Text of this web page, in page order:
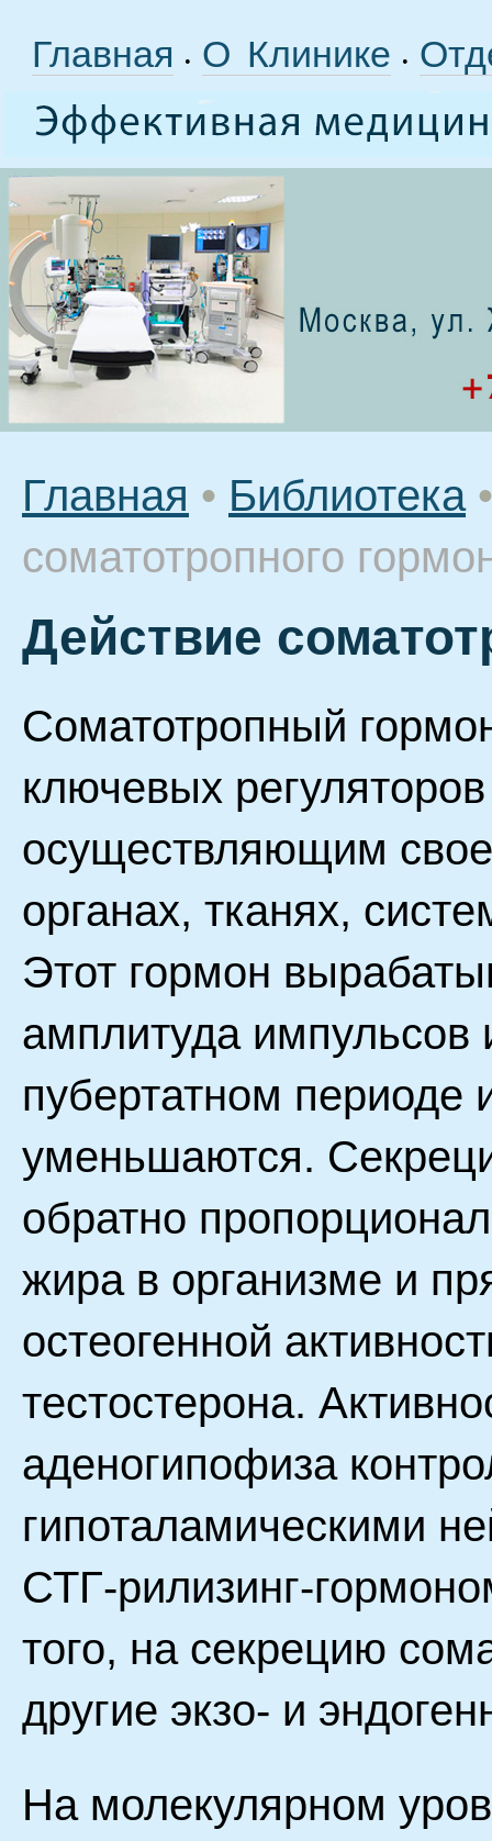
Главная • О Клинике •
Главная • Библиотека •
соматотропного
Действие
Соматотропный
ключевых
осуществляющим
органах, тканях,
Этот гормон
амплитуда импульсов
пубертатном периоде
уменьшаются.
обратно
жира в организме и
остеогенной
тестостерона.
аденогипофиза
гипоталамическими
СТГ-рилизинг-
того, на секрецию
другие экзо- и
На молекулярном